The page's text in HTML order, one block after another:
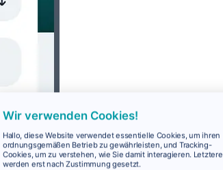
Wir verwenden Cookies!
Hallo, diese Website verwendet essentielle Cookies, um ihren
ordnungsgemäßen Betrieb zu gewährleisten, und Tracking-
Cookies, um zu verstehen, wie Sie damit interagieren. Letztere
werden erst nach Zustimmung gesetzt.